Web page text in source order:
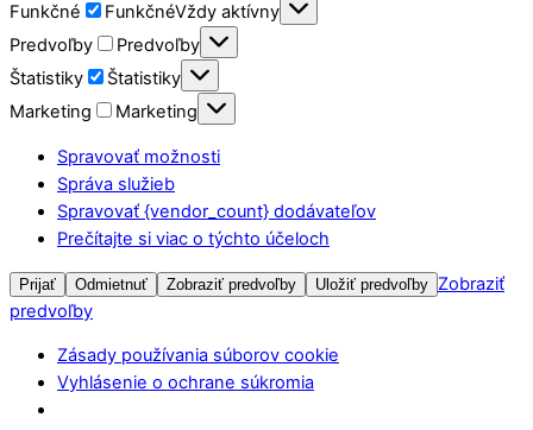
Funkčné
FunkčnéVždy aktívny
Predvoľby
Predvoľby
Štatistiky
Štatistiky
Marketing
Marketing
Spravovať možnosti
Správa služieb
Spravovať {vendor_count} dodávateľov
Prečítajte si viac o týchto účeloch
Prijať Odmietnuť Zobraziť predvoľby Uložiť predvoľby Zobraziť
predvoľby
Zásady používania súborov cookie
Vyhlásenie o ochrane súkromia